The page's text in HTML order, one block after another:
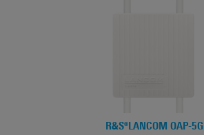
R&S®LANCOM OAP-5G